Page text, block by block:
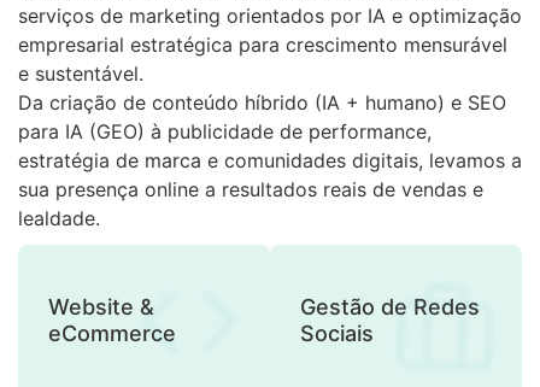
serviços de marketing orientados por IA e optimização
empresarial estratégica para crescimento mensurável
e sustentável.
Da criação de conteúdo híbrido (IA + humano) e SEO
para IA (GEO) à publicidade de performance,
estratégia de marca e comunidades digitais, levamos a
sua presença online a resultados reais de vendas e
lealdade.
Website &
eCommerce
Gestão de Redes
Sociais